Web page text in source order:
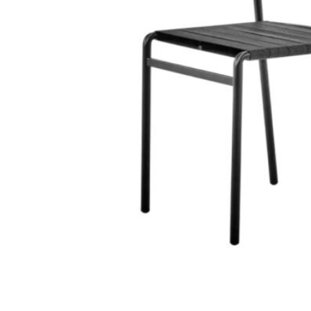
Se kurv
Kasse